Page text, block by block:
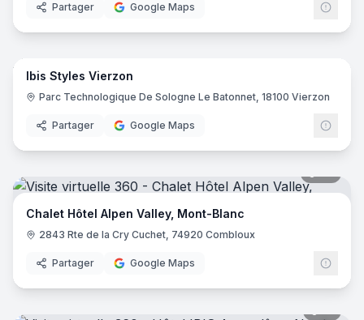
Partager Google Maps
8
Ibis Styles Vierzon
Parc Technologique De Sologne Le Batonnet, 18100 Vierzon
Partager Google Maps
Chalet Hôtel Alpen Valley, Mont-Blanc
2843 Rte de la Cry Cuchet, 74920 Combloux
Partager Google Maps